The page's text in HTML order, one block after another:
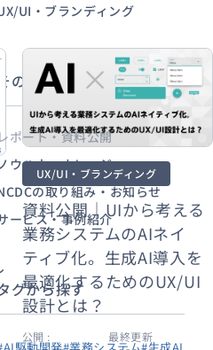
UX/UI・ブランディング
資料公開｜UIから考える
業務システムのAIネイ
ティブ化。生成AI導入を
最適化するためのUX/UI
設計とは？
公開 :
最終更新
UI・ブランディング
その他から探す
レポート・資料公開
ウハウ・ナレッジ
の取り組み・お知らせ
ービス・事例紹介
グから探す